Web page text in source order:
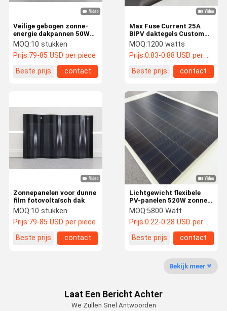
Producten Video's VR-Show
Over Ons
Fabriekstoch
T
Kwaliteitsco
Neem
Contact Met
Max Fuse Current 25A
BIPV daktegels Custom
zonnepaneel dak
montage systeem voor
thuis
MOQ:1200 watts
Prijs:0.83-0.88 USD per watt
Beste prijs
contact
Veilige gebogen zonne-
energie dakpannen 50W
zonne-energie dakpannen
MOQ:10 stukken
Prijs:79-85 USD per piece
Beste prijs
contact
Lichtgewicht flexibele
PV-panelen 520W zonne-
energie fotovoltaïsche
daktegels
MOQ:5800 Watt
Prijs:0.22-0.28 USD per watt
Beste prijs
contact
Zonnepanelen voor dunne
film fotovoltaïsch dak
MOQ:10 stukken
Prijs:79-85 USD per piece
Beste prijs
contact
Bekijk meer
Laat Een Bericht Achter
We Zullen Snel Antwoorden